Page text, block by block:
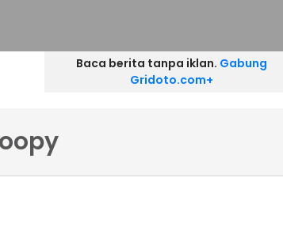
Baca berita tanpa iklan. Gabung
Gridoto.com+